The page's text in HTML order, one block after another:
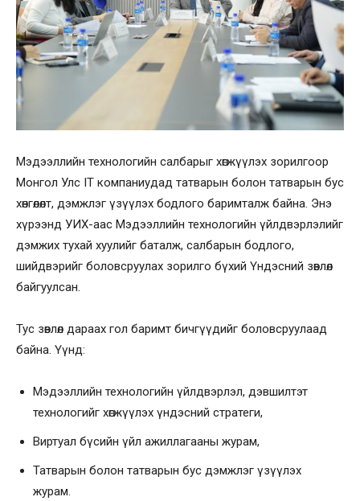
Мэдээллийн технологийн салбарыг хөгжүүлэх зорилгоор
Монгол Улс IT компаниудад татварын болон татварын бус
хөнгөлөлт, дэмжлэг үзүүлэх бодлого баримталж байна. Энэ
хүрээнд УИХ-аас Мэдээллийн технологийн үйлдвэрлэлийг
дэмжих тухай хуулийг баталж, салбарын бодлого,
шийдвэрийг боловсруулах зорилго бүхий Үндэсний зөвлөл
байгуулсан.
Тус зөвлөл дараах гол баримт бичгүүдийг боловсруулаад
байна. Үүнд:
Мэдээллийн технологийн үйлдвэрлэл, дэвшилтэт
технологийг хөгжүүлэх үндэсний стратеги,
Виртуал бүсийн үйл ажиллагааны журам,
Татварын болон татварын бус дэмжлэг үзүүлэх
журам.